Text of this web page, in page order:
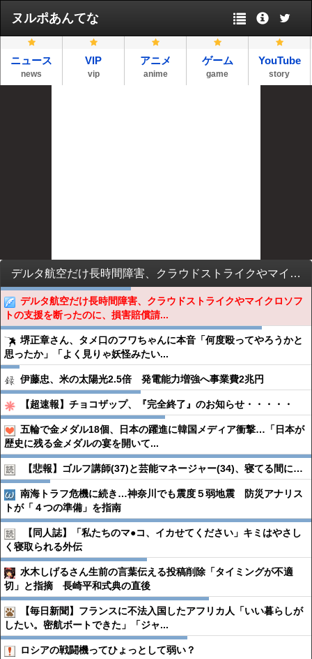
ヌルポあんてな
ニュース
news
VIP
vip
アニメ
anime
ゲーム
game
YouTube
story
デルタ航空だけ長時間障害、クラウドストライクやマイクロソフトの支援を断ったのに、損害賠償請求！
デルタ航空だけ長時間障害、クラウドストライクやマイクロソフ
トの支援を断ったのに、損害賠償請...
堺正章さん、タメ口のフワちゃんに本音「何度殴ってやろうかと
思ったか」「よく見りゃ妖怪みたい...
伊藤忠、米の太陽光2.5倍 発電能力増強へ事業費2兆円
【超速報】チョコザップ、『完全終了』のお知らせ・・・・・
五輪で金メダル18個、日本の躍進に韓国メディア衝撃…「日本が
歴史に残る金メダルの宴を開いて...
【悲報】ゴルフ講師(37)と芸能マネージャー(34)、寝てる間に…
南海トラフ危機に続き…神奈川でも震度５弱地震 防災アナリス
トが「４つの準備」を指南
【同人誌】「私たちのマ●︎コ、イカせてください」キミはやさし
く寝取られる外伝
水木しげるさん生前の言葉伝える投稿削除「タイミングが不適
切」と指摘 長崎平和式典の直後
【毎日新聞】フランスに不法入国したアフリカ人「いい暮らしが
したい。密航ボートできた」「ジャ...
ロシアの戦闘機ってひょっとして弱い？